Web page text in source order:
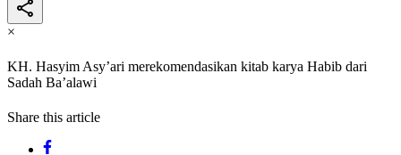
×
KH. Hasyim Asy’ari merekomendasikan kitab karya Habib dari
Sadah Ba’alawi
Share this article